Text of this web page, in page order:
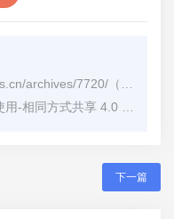
archives/7720/ （转载时请注明本文出处及文章链接）
共享 4.0 国际 (CC BY-NC-SA 4.0)
下一篇